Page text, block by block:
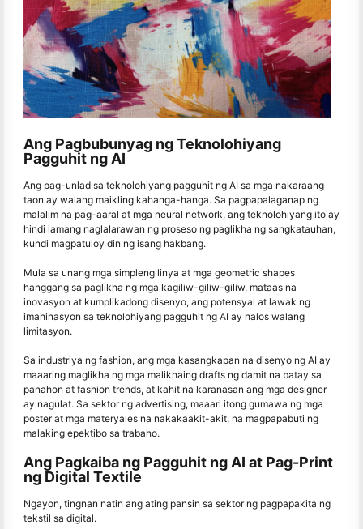
Ang Pagbubunyag ng Teknolohiyang
Pagguhit ng AI
Ang pag-unlad sa teknolohiyang pagguhit ng AI sa mga nakaraang
taon ay walang maikling kahanga-hanga. Sa pagpapalaganap ng
malalim na pag-aaral at mga neural network, ang teknolohiyang ito ay
hindi lamang naglalarawan ng proseso ng paglikha ng sangkatauhan,
kundi magpatuloy din ng isang hakbang.
Mula sa unang mga simpleng linya at mga geometric shapes
hanggang sa paglikha ng mga kagiliw-giliw-giliw, mataas na
inovasyon at kumplikadong disenyo, ang potensyal at lawak ng
imahinasyon sa teknolohiyang pagguhit ng AI ay halos walang
limitasyon.
Sa industriya ng fashion, ang mga kasangkapan na disenyo ng AI ay
maaaring maglikha ng mga malikhaing drafts ng damit na batay sa
panahon at fashion trends, at kahit na karanasan ang mga designer
ay nagulat. Sa sektor ng advertising, maaari itong gumawa ng mga
poster at mga materyales na nakakaakit-akit, na magpapabuti ng
malaking epektibo sa trabaho.
Ang Pagkaiba ng Pagguhit ng AI at Pag-Print
ng Digital Textile
Ngayon, tingnan natin ang ating pansin sa sektor ng pagpapakita ng
tekstil sa digital.